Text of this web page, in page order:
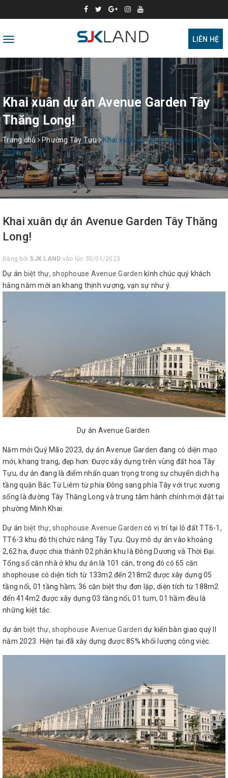
Toggle
LIÊN HỆ
Khai xuân dự án Avenue Garden Tây
Thăng Long!
Trang chủ Phường Tây Tựu
Khai xuân dự án Avenue Garden Tây
Thăng Long!
Khai xuân dự án Avenue Garden Tây Thăng
Long!
Đăng bởi SJK LAND vào lúc 30/01/2023
Dự án biệt thự, shophouse Avenue Garden kính chúc quý khách
hàng năm mới an khang thịnh vượng, vạn sự như ý.
Dự án Avenue Garden
Năm mới Quý Mão 2023, dự án Avenue Garden đang có diện mạo
mới, khang trang, đẹp hơn. Được xây dựng trên vùng đất hoa Tây
Tựu, dự án đang là điểm nhấn quan trọng trong sự chuyển dịch hạ
tầng quận Bắc Từ Liêm từ phía Đông sang phía Tây với trục xương
sống là đường Tây Thăng Long và trung tâm hành chính mới đặt tại
phường Minh Khai.
Dự án biệt thự, shophouse Avenue Garden có vị trí tại lô đất TT6-1,
TT6-3 khu đô thị chức năng Tây Tựu. Quy mô dự án vào khoảng
2,62 ha, được chia thành 02 phân khu là Đông Dương và Thời Đại.
Tổng số căn nhà ở khu dự án là 101 căn, trong đó có 65 căn
shophouse có diện tích từ 133m2 đến 218m2 được xây dựng 05
tầng nổi, 01 tầng hầm; 36 căn biệt thự đơn lập, diện tích từ 188m2
đến 414m2 được xây dựng 03 tầng nổi, 01 tum, 01 hầm đều là
những kiệt tác.
dự án biệt thự, shophouse Avenue Garden dự kiến bàn giao quý II
năm 2023. Hiện tại đã xây dựng được 85% khối lượng công việc.